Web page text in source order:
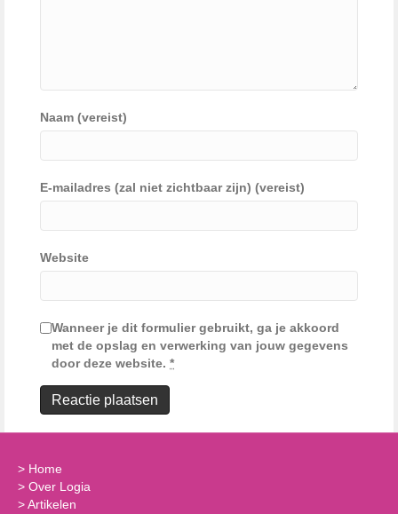
Naam (vereist)
E-mailadres (zal niet zichtbaar zijn) (vereist)
Website
Wanneer je dit formulier gebruikt, ga je akkoord
met de opslag en verwerking van jouw gegevens
door deze website. *
> Home
> Over Logia
>Artikelen